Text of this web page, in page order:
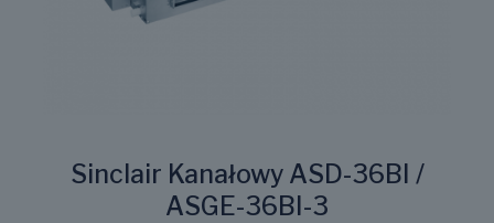
Sinclair Kanałowy ASD-36BI /
ASGE-36BI-3